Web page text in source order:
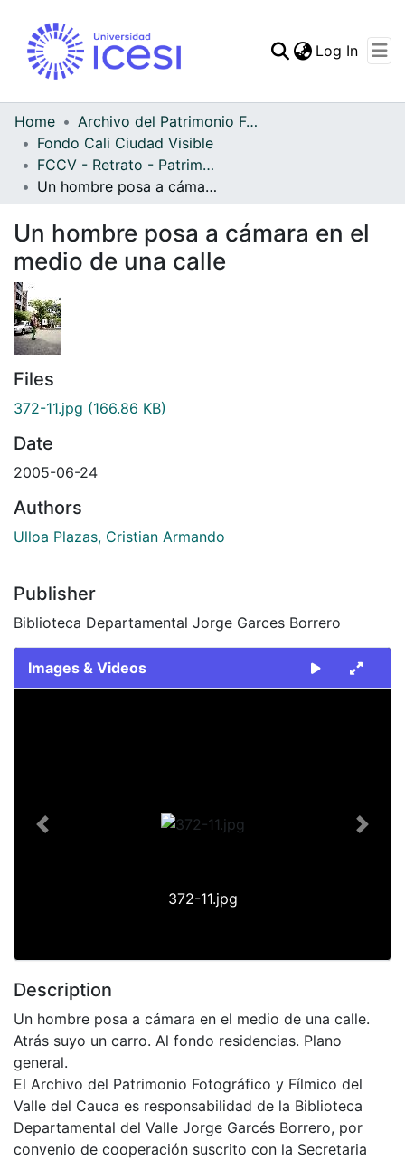
Log In
Home
Archivo del Patrimonio Fotográfico y Fílmico del Valle del Cauca
Fondo Cali Ciudad Visible
FCCV - Retrato - Patrimonial
Un hombre posa a cámara en el medio de una calle
Un hombre posa a cámara en el
medio de una calle
Files
372-11.jpg (166.86 KB)
Date
2005-06-24
Authors
Ulloa Plazas, Cristian Armando
Publisher
Biblioteca Departamental Jorge Garces Borrero
Images & Videos
372-11.jpg
Previous Next
Description
Un hombre posa a cámara en el medio de una calle.
Atrás suyo un carro. Al fondo residencias. Plano
general.
El Archivo del Patrimonio Fotográfico y Fílmico del
Valle del Cauca es responsabilidad de la Biblioteca
Departamental del Valle Jorge Garcés Borrero, por
convenio de cooperación suscrito con la Secretaria